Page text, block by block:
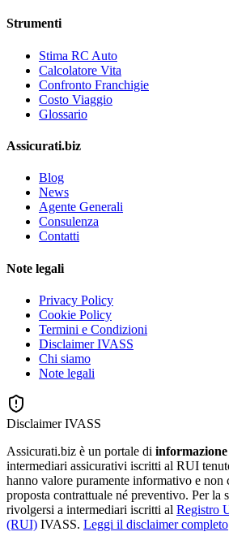
Strumenti
Stima RC Auto
Calcolatore Vita
Confronto Franchigie
Costo Viaggio
Glossario
Assicurati.biz
Blog
News
Agente Generali
Consulenza
Contatti
Note legali
Privacy Policy
Cookie Policy
Termini e Condizioni
Disclaimer IVASS
Chi siamo
Note legali
Disclaimer IVASS
Assicurati.biz è un portale di
intermediari assicurativi iscritti al RUI
hanno valore puramente informativo e non
proposta contrattuale né preventivo. Per la
rivolgersi a intermediari iscritti al Registro
(RUI) IVASS. Leggi il disclaimer completo